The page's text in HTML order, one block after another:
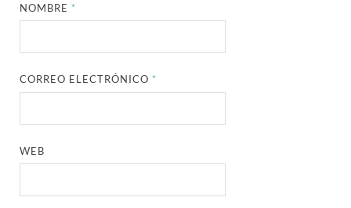
NOMBRE *
CORREO ELECTRÓNICO *
WEB